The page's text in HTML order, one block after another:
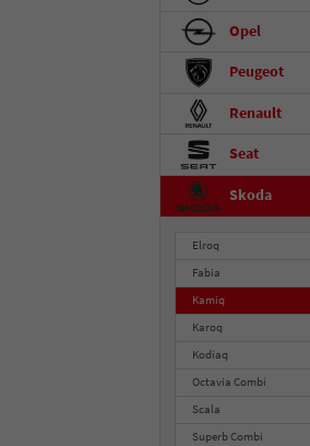
Opel
Peugeot
Renault
Seat
Skoda
Elroq
Fabia
Kamiq
Karoq
Kodiaq
Octavia Combi
Scala
Superb Combi